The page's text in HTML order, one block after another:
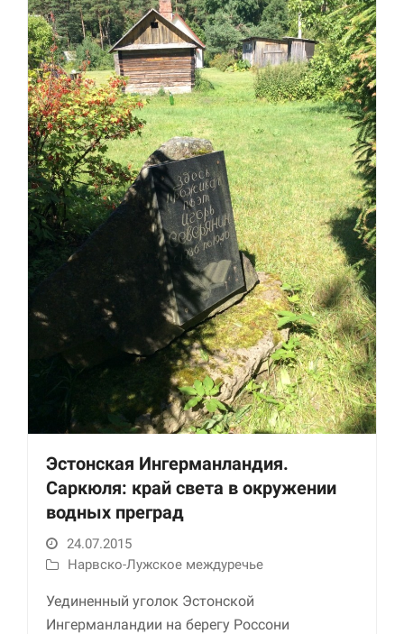
Эстонская Ингерманландия.
Саркюля: край света в окружении
водных преград
24.07.2015
Нарвско-Лужское междуречье
Уединенный уголок Эстонской
Ингерманландии на берегу Россони